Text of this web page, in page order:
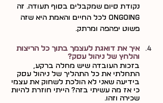
נקודת סיום שמקבלים בסוף תעודה. זה
ongoing לכל החיים והאמת היא שזה
פשוט יפהפה ומרתק.
איך את דואגת לעצמך בתוך כל הריצות
והלחץ של ניהול עסק?
בזכות העובדה שיש מחלה ברקע,
התחלתי את כל התהליך של ניהול עסק
בידיעה שאני לא הולכת לשחוק את עצמי
כי אז מה עשיתי בזה? הייתי חוזרת להיות
שכירה וזהו.